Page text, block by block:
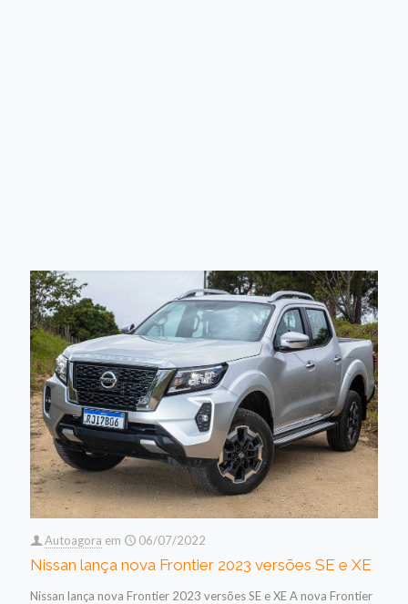
Autoagora em 06/07/2022
Nissan lança nova Frontier 2023 versões SE e XE
Nissan lança nova Frontier 2023 versões SE e XE A nova Frontier